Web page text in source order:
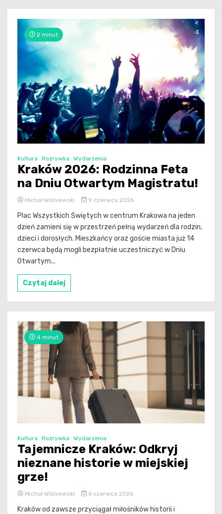
2 minut
Kultura Rozrywka Wydarzenia
Kraków 2026: Rodzinna Feta
na Dniu Otwartym Magistratu!
Michał Wiśniewski 9 czerwca 2026
Plac Wszystkich Świętych w centrum Krakowa na jeden
dzień zamieni się w przestrzeń pełną wydarzeń dla rodzin,
dzieci i dorosłych. Mieszkańcy oraz goście miasta już 14
czerwca będą mogli bezpłatnie uczestniczyć w Dniu
Otwartym...
Czytaj dalej
4 minut
Kultura Rozrywka Wydarzenia
Tajemnicze Kraków: Odkryj
nieznane historie w miejskiej
grze!
Michał Wiśniewski 6 czerwca 2026
Kraków od zawsze przyciągał miłośników historii i